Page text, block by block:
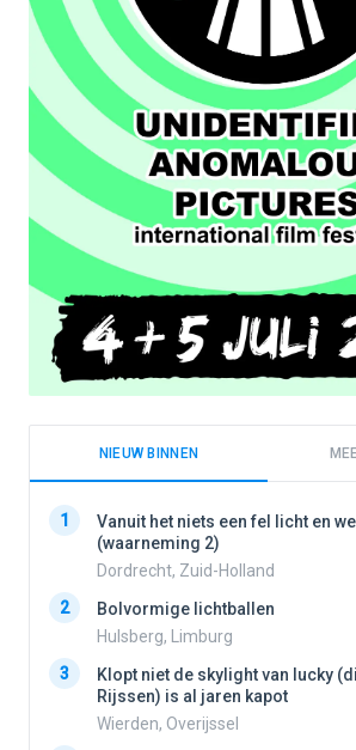
NIEUW BINNEN
1
Vanuit het niets een fel licht en
(waarneming 2)
Dordrecht, Zuid-Holland
2
Bolvormige lichtballen
Hulsberg, Limburg
3
Klopt niet de skylight van lucky
Rijssen) is al jaren kapot
Wierden, Overijssel